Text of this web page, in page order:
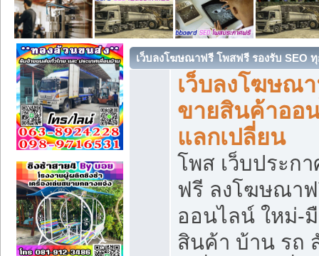
เว็บลงโฆษณาฟรี โพสฟรี รองรับ SEO
เว็บลงโฆษณ
ขายสินค้าออ
แลกเปลี่ยน
โพส เว็บประก
ฟรี ลงโฆษณา
ออนไลน์ ใหม่-
สินค้า บ้าน รถ